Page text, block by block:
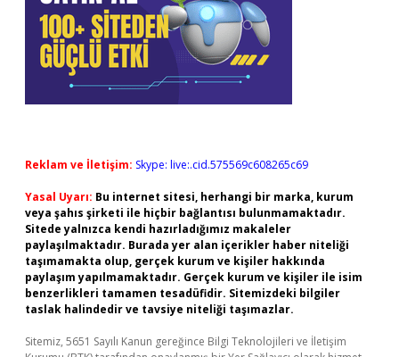
Reklam ve İletişim: Skype: live:.cid.575569c608265c69
Yasal Uyarı: Bu internet sitesi, herhangi bir marka, kurum
veya şahıs şirketi ile hiçbir bağlantısı bulunmamaktadır.
Sitede yalnızca kendi hazırladığımız makaleler
paylaşılmaktadır. Burada yer alan içerikler haber niteliği
taşımamakta olup, gerçek kurum ve kişiler hakkında
paylaşım yapılmamaktadır. Gerçek kurum ve kişiler ile isim
benzerlikleri tamamen tesadüfidir. Sitemizdeki bilgiler
taslak halindedir ve tavsiye niteliği taşımazlar.
Sitemiz, 5651 Sayılı Kanun gereğince Bilgi Teknolojileri ve İletişim